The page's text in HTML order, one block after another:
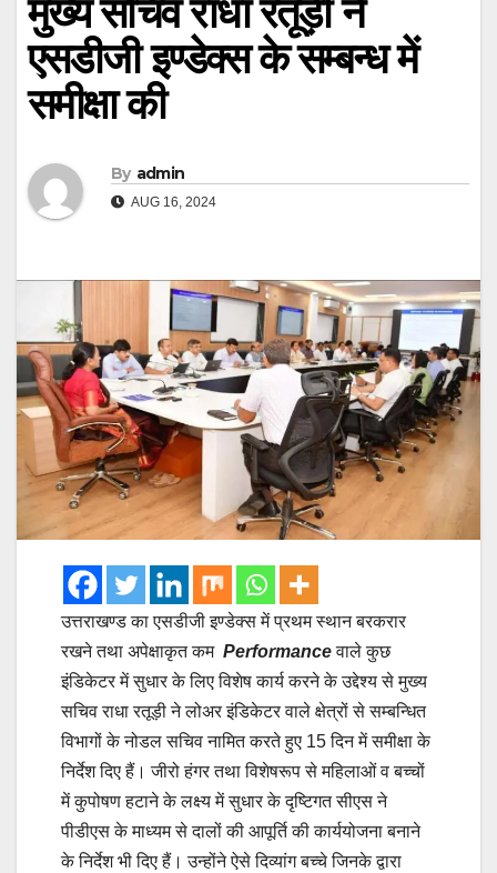
मुख्य सचिव राधा रतूड़ी ने
एसडीजी इण्डेक्स के सम्बन्ध में
समीक्षा की
By admin
AUG 16, 2024
उत्तराखण्ड का एसडीजी इण्डेक्स में प्रथम स्थान बरकरार
रखने तथा अपेक्षाकृत कम Performanceवाले कुछ
इंडिकेटर में सुधार के लिए विशेष कार्य करने के उद्देश्य से मुख्य
सचिव राधा रतूड़ी ने लोअर इंडिकेटर वाले क्षेत्रों से सम्बन्धित
विभागों के नोडल सचिव नामित करते हुए 15 दिन में समीक्षा के
निर्देश दिए हैं। जीरो हंगर तथा विशेषरूप से महिलाओं व बच्चों
में कुपोषण हटाने के लक्ष्य में सुधार के दृष्टिगत सीएस ने
पीडीएस के माध्यम से दालों की आपूर्ति की कार्ययोजना बनाने
के निर्देश भी दिए हैं। उन्होंने ऐसे दिव्यांग बच्चे जिनके द्वारा